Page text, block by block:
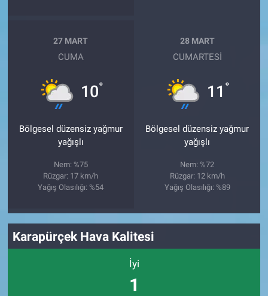
27 MART
CUMA
10°
Bölgesel düzensiz yağmur
yağışlı
Nem: %75
Rüzgar: 17 km/h
Yağış Olasılığı: %54
28 MART
CUMARTESI
11 °
Bölgesel düzensiz yağmur
yağışlı
Nem: %72
Rüzgar: 12 km/h
Yağış Olasılığı: %89
Karapürçek Hava Kalitesi
İyi
1